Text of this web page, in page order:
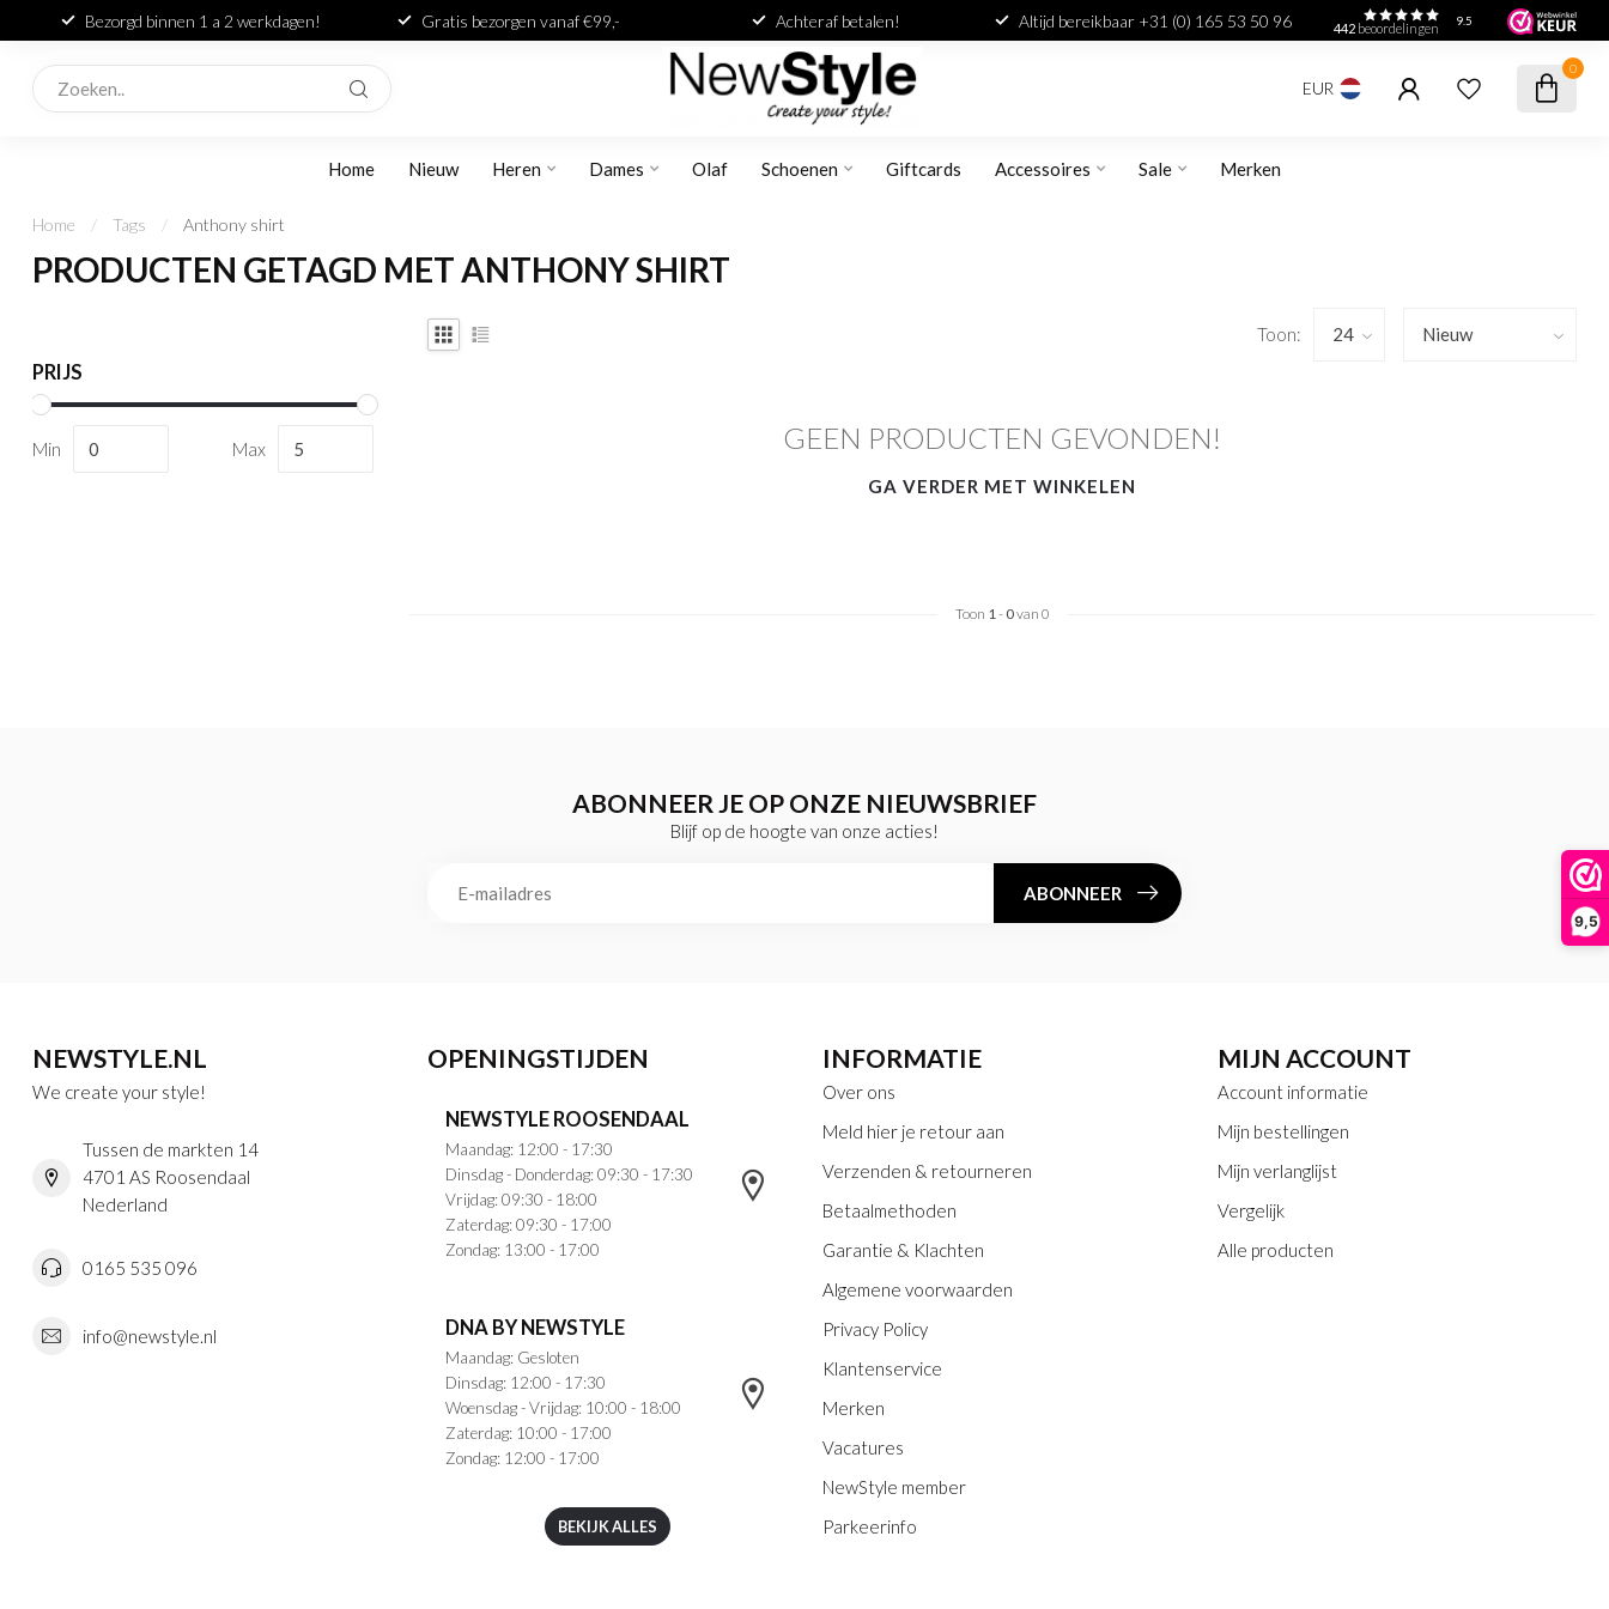
9,5
Bezorgd binnen 1 a 2 werkdagen! Gratis bezorgen vanaf €99,- Achteraf betalen! Altijd bereikbaar +31 (0) 165 53 50 96 442beoordelingen
9.5
EUR
0
Home Nieuw Heren Dames Olaf Schoenen Giftcards Accessoires Sale Merken
Home / Tags / Anthony shirt
PRODUCTEN GETAGD MET ANTHONY SHIRT
PRIJS
Min Max
Toon:
GEEN PRODUCTEN GEVONDEN!
GA VERDER MET WINKELEN
Toon 1- 0van 0
ABONNEER JE OP ONZE NIEUWSBRIEF
Blijf op de hoogte van onze acties!
ABONNEER
NEWSTYLE.NL
We create your style!
Tussen de markten 14
4701 AS Roosendaal
Nederland
0165 535 096
info@newstyle.nl
OPENINGSTIJDEN
NEWSTYLE ROOSENDAAL
Maandag: 12:00 - 17:30
Dinsdag - Donderdag: 09:30 - 17:30
Vrijdag: 09:30 - 18:00
Zaterdag: 09:30 - 17:00
Zondag: 13:00 - 17:00
DNA BY NEWSTYLE
Maandag: Gesloten
Dinsdag: 12:00 - 17:30
Woensdag - Vrijdag: 10:00 - 18:00
Zaterdag: 10:00 - 17:00
Zondag: 12:00 - 17:00
BEKIJK ALLES
INFORMATIE
Over ons
Meld hier je retour aan
Verzenden & retourneren
Betaalmethoden
Garantie & Klachten
Algemene voorwaarden
Privacy Policy
Klantenservice
Merken
Vacatures
NewStyle member
Parkeerinfo
MIJN ACCOUNT
Account informatie
Mijn bestellingen
Mijn verlanglijst
Vergelijk
Alle producten